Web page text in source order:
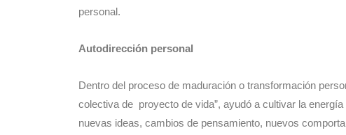
personal.
Autodirección personal
Dentro del proceso de maduración o transformación
colectiva de proyecto de vida”, ayudó a cultivar la
nuevas ideas, cambios de pensamiento, nuevos